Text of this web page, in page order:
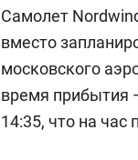
Самолет
вместо
московского
время прибытия
14:35, что на час